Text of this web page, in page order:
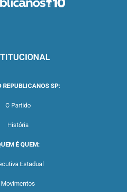
REPUBLICANOS SP:
O Partido
História
É QUEM:
Estadual
Movimentos